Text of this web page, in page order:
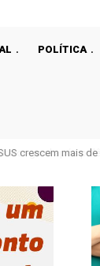
POLÍTICA
crescem mais de